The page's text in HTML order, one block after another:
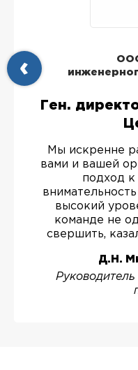
Ген.
Мы искренне
вами и вашей
подход
высокий
команде не
свершить,
Д.Н.